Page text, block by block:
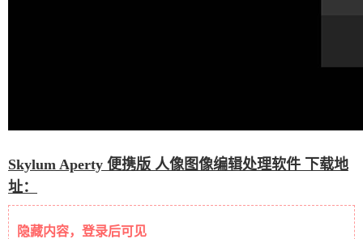
Skylum Aperty 便携版 人像图像编辑处理软件 下载地
址：
隐藏内容，登录后可见